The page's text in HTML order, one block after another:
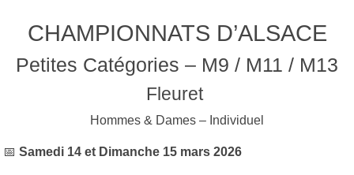
CHAMPIONNATS D’ALSACE
Petites Catégories – M9 / M11 / M13
Fleuret
Hommes & Dames – Individuel
📅 Samedi 14 et Dimanche 15 mars 2026